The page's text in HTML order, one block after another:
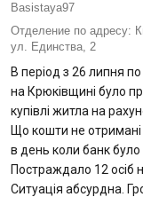
Курс валют в
Вопросы банку
Отзывы
Кредити для
Basistaya97
Отделение по адресу:
ул. Единства, 2
В період з 26 липня
на Крюківщині було
купівлі житла на
Що кошти не
в день коли банк
Постраждало 12 осіб
Ситуація абсурдна.